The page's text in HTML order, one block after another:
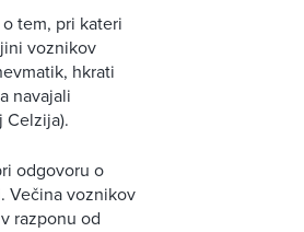
tem, pri kateri
voznikov
hkrati
navajali
Celzija).
odgovoru o
Večina voznikov
razponu od